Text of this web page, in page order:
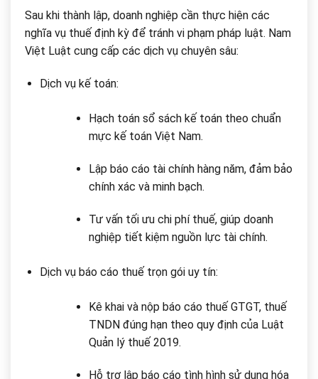
Sau khi thành lập, doanh nghiệp cần thực hiện các
nghĩa vụ thuế định kỳ để tránh vi phạm pháp luật. Nam
Việt Luật cung cấp các dịch vụ chuyên sâu:
Dịch vụ kế toán:
Hạch toán sổ sách kế toán theo chuẩn
mực kế toán Việt Nam.
Lập báo cáo tài chính hàng năm, đảm bảo
chính xác và minh bạch.
Tư vấn tối ưu chi phí thuế, giúp doanh
nghiệp tiết kiệm nguồn lực tài chính.
Dịch vụ báo cáo thuế trọn gói uy tín:
Kê khai và nộp báo cáo thuế GTGT, thuế
TNDN đúng hạn theo quy định của Luật
Quản lý thuế 2019.
Hỗ trợ lập báo cáo tình hình sử dụng hóa